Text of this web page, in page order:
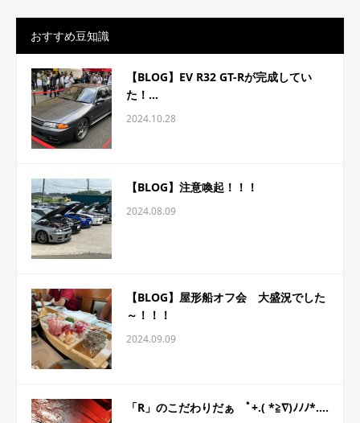
おすすめ豆知識
【BLOG】EV R32 GT-Rが完成してい
た！...
2024.10.28
【BLOG】注意喚起！！！
2024.08.09
【BLOG】屋形船オフ会 大盛況でした
～！！！
2024.09.09
「R」のこだわりだぁ ﾟ+.( *≧∇)ﾉﾉﾉ*....